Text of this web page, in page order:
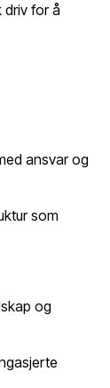
driv for å
ansvar og
som
og